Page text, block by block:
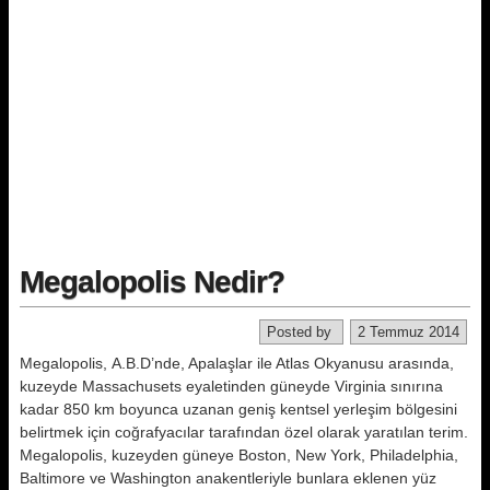
Megalopolis Nedir?
2 Temmuz 2014
Posted by
Megalopolis, A.B.D’nde, Apalaşlar ile Atlas Okya­nusu arasında,
kuzeyde Massachusets eyaletinden güneyde Virginia sı­nırına
kadar 850 km boyunca uzanan geniş kentsel yerleşim bölgesini
be­lirtmek için coğrafyacılar tarafından özel olarak yaratılan terim.
Megalopolis, kuzeyden güneye Bos­ton, New York, Philadelphia,
Baltimo­re ve Washington anakentleriyle bun­lara eklenen yüz